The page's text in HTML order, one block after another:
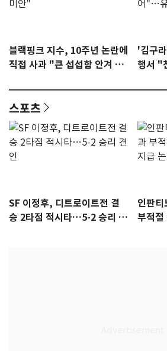
블랙핑크 지수, 10주년 논란에
직접 사과 "큰 섭섭함 안겨 미
'김구
행서 "
스포츠
SF 이정후, 디트로이트전 결
승 2타점 적시타…5-2 승리 견
인판
부적절